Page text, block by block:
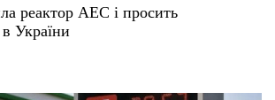
реактор АЕС і просить
України